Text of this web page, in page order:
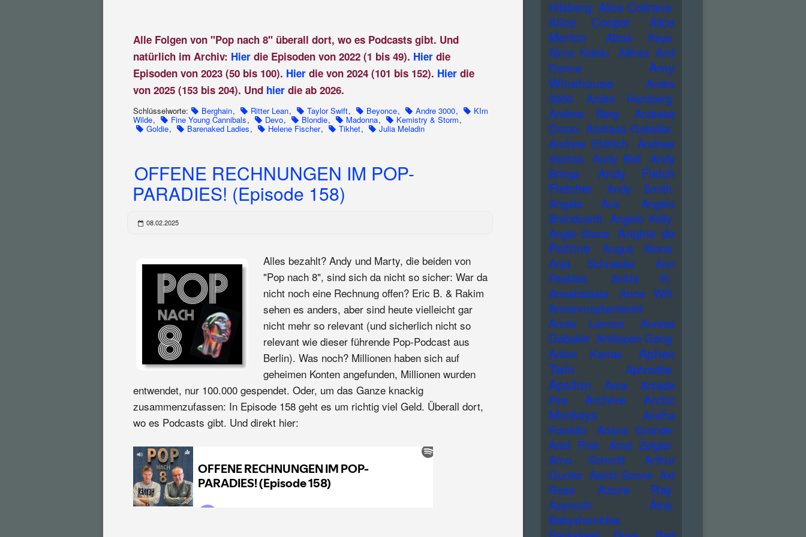
Alle Folgen von "Pop nach 8" überall dort, wo es Podcasts gibt. Und
natürlich im Archiv: Hier die Episoden von 2022 (1 bis 49). Hier die
Episoden von 2023 (50 bis 100). Hier die von 2024 (101 bis 152). Hier die
von 2025 (153 bis 204). Und hier die ab 2026.
Schlüsselworte: Berghain, Ritter Lean, Taylor Swift, Beyonce, Andre 3000, KIm
Wilde, Fine Young Cannibals, Devo, Blondie, Madonna, Kemistry & Storm,
Goldie, Barenaked Ladies, Helene Fischer, Tikhet, Julia Meladin
OFFENE RECHNUNGEN IM POP-
PARADIES! (Episode 158)
08.02.2025
Alles bezahlt? Andy und Marty, die beiden von
"Pop nach 8", sind sich da nicht so sicher: War da
nicht noch eine Rechnung offen? Eric B. & Rakim
sehen es anders, aber sind heute vielleicht gar
nicht mehr so relevant (und sicherlich nicht so
relevant wie dieser führende Pop-Podcast aus
Berlin). Was noch? Millionen haben sich auf
geheimen Konten angefunden, Millionen wurden
entwendet, nur 100.000 gespendet. Oder, um das Ganze knackig
zusammenzufassen: In Episode 158 geht es um richtig viel Geld. Überall dort,
wo es Podcasts gibt. Und direkt hier:
Hilsberg Alice Coltrane
Alice Cooper
Alice
Merton
Alicia Keys
Alma Naidu
Althea And
Donna
Amy
Winehouse
Andre
3000
Andre Herzberg
Andrea Berg
Andreas
Dorau Andreas Gabalier
Andrew Eldritch
Andrew
Vachss Andy Bell
Andy
Brings
Andy Fletch
Fletcher
Andy Smith
Angela Aux
Angelo
Branduardi Angelo Kelly
Angie Stone Angine de
Poitrine
Angus Stone
Anja Schneider
Ann
Peebles
AnNa R.
Annahstasia
Anne Will
Annenmaykantereit
Annie Lennox
Anreas
Gabalier Antilopen Gang
Anton Karras
Aphex
Twin
Aphrodite
Apsilon Arca
Arcade
Fire
Archive
Arctic
Monkeys
Aretha
Franklin
Ariana Grande
Ariel Pink
Arnd Zeigler
Arno Schmitt
Arthur
Gunter Astrid Sonne Axl
Rose
Azure Ray
Azymuth
Ätna
Babyshambles